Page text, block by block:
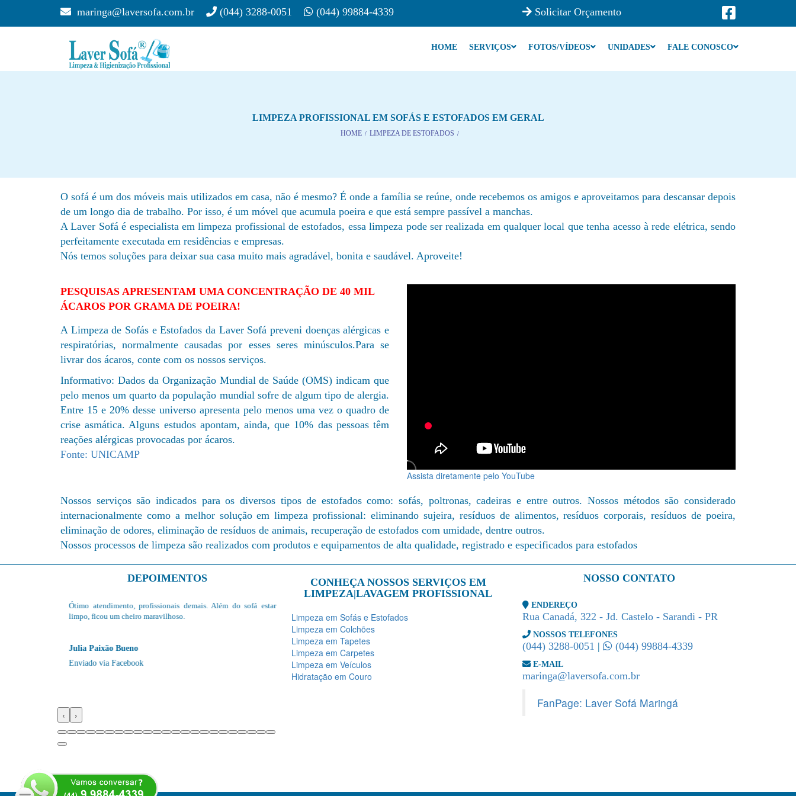
maringa@laversofa.com.br (044) 3288-0051 (044) 99884-4339 Solicitar Orçamento
HOME SERVIÇOS FOTOS/VÍDEOS UNIDADES FALE CONOSCO
LIMPEZA PROFISSIONAL EM SOFÁS E ESTOFADOS EM GERAL
HOME / LIMPEZA DE ESTOFADOS /
O sofá é um dos móveis mais utilizados em casa, não é mesmo? É onde a família se reúne, onde recebemos os amigos e aproveitamos para descansar depois
de um longo dia de trabalho. Por isso, é um móvel que acumula poeira e que está sempre passível a manchas.
A Laver Sofá é especialista em limpeza profissional de estofados, essa limpeza pode ser realizada em qualquer local que tenha acesso à rede elétrica, sendo
perfeitamente executada em residências e empresas.
Nós temos soluções para deixar sua casa muito mais agradável, bonita e saudável. Aproveite!
PESQUISAS APRESENTAM UMA CONCENTRAÇÃO DE 40 MIL
ÁCAROS POR GRAMA DE POEIRA!
A Limpeza de Sofás e Estofados da Laver Sofá preveni doenças alérgicas e
respiratórias, normalmente causadas por esses seres minúsculos.Para se
livrar dos ácaros, conte com os nossos serviços.
Informativo: Dados da Organização Mundial de Saúde (OMS) indicam que
pelo menos um quarto da população mundial sofre de algum tipo de alergia.
Entre 15 e 20% desse universo apresenta pelo menos uma vez o quadro de
crise asmática. Alguns estudos apontam, ainda, que 10% das pessoas têm
reações alérgicas provocadas por ácaros.
Fonte: UNICAMP
Assista diretamente pelo YouTube
Nossos serviços são indicados para os diversos tipos de estofados como: sofás, poltronas, cadeiras e entre outros. Nossos métodos são considerado
internacionalmente como a melhor solução em limpeza profissional: eliminando sujeira, resíduos de alimentos, resíduos corporais, resíduos de poeira,
eliminação de odores, eliminação de resíduos de animais, recuperação de estofados com umidade, dentre outros.
Nossos processos de limpeza são realizados com produtos e equipamentos de alta qualidade, registrado e especificados para estofados
DEPOIMENTOS
Ótimo atendimento, profissionais demais. Além do sofá estar
limpo, ficou um cheiro maravilhoso.
Julia Paixão Bueno
Enviado via Facebook
sua casa e limparem o seu sofá, saíram e deixaram um novo sofá
aqui! Super cheiroso e limpinho, super indico! Amei o serviço!
Além da pontualidade ,do serviço e produtos de ótima
qualidade. Obrigada mais uma vez!
Giovanna Amaral
Excelente atendimento e prestação de serviços. Muito
atenciosos e organizados.
Leila Carvalho
Enviado via Facebook
‹ ›
CONHEÇA NOSSOS SERVIÇOS EM
LIMPEZA|LAVAGEM PROFISSIONAL
Limpeza em Sofás e Estofados
Limpeza em Colchões
Limpeza em Tapetes
Limpeza em Carpetes
Limpeza em Veículos
Hidratação em Couro
NOSSO CONTATO
ENDEREÇO
Rua Canadá, 322 - Jd. Castelo - Sarandi - PR
NOSSOS TELEFONES
(044) 3288-0051 | (044) 99884-4339
E-MAIL
maringa@laversofa.com.br
FanPage: Laver Sofá Maringá